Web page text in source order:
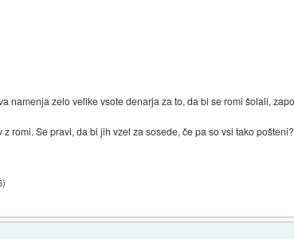
namenja zelo velike vsote denarja za to, da bi se romi šolali,
romi. Se pravi, da bi jih vzel za sosede, če pa so vsi tako pošteni?
)